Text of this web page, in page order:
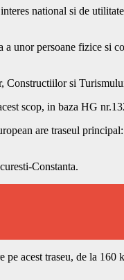
national si de
a unor persoane fizice si
Constructiilor si
scop, in baza HG
are traseul
Constanta.
acest traseu, de la